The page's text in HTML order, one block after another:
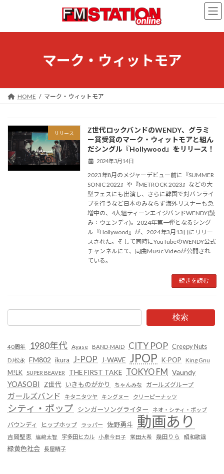
ン
ー
マーク・ウィットモア
HOME マーク・ウィットモア
リリース
Z世代ロックバンドのWENDY、グラミ
ー賞受賞のマーク・ウィットモアと組ん
だシングル『Hollywood』をリリース！
2024年3月14日
2023年8月のメジャーデビュー前に『SUMMER
SONIC 2022』や『METROCK 2023』などの大
型フェスにも出演し、さらに韓国で対バンライ
ブを行うなど日本のみならず海外リスナーも急
増中の、4人組ティーンエイジバンドWENDY(読
み：ウェンディ)。2024年第一弾となるシング
ル『Hollywood』が、2024年3月13日にリリー
スされた。そして同時にYouTubeのWENDY公式
チャンネルにて、同曲Music Videoが公開され
ている。
続きを読む
検索
40周年 1980年代 Ayase BAND-MAID CITY POP Creepy Nuts
DJ松永 FM802 ikura J-POP J-WAVE JPOP K-POP
King Gnu
M!LK
SUPER BEAVER THE FIRST TAKE TOKYO FM Vaundy
YOASOBI Z世代 いきものがかり ちゃんみな ガールズグループ
ガールズバンド キタニタツヤ キングヌー クリーピーナッツ
シティ・ポップ シンガーソングライター ネオ・シティ・ポップ
バウンディ ヒップホップ ラッパー 佐野勇斗 動画あり
吉岡聖恵 塩﨑太智 宇多田ヒカル 小泉今日子 常田大希 幾田りら 昭和歌謡
緑黄色社会 長屋晴子